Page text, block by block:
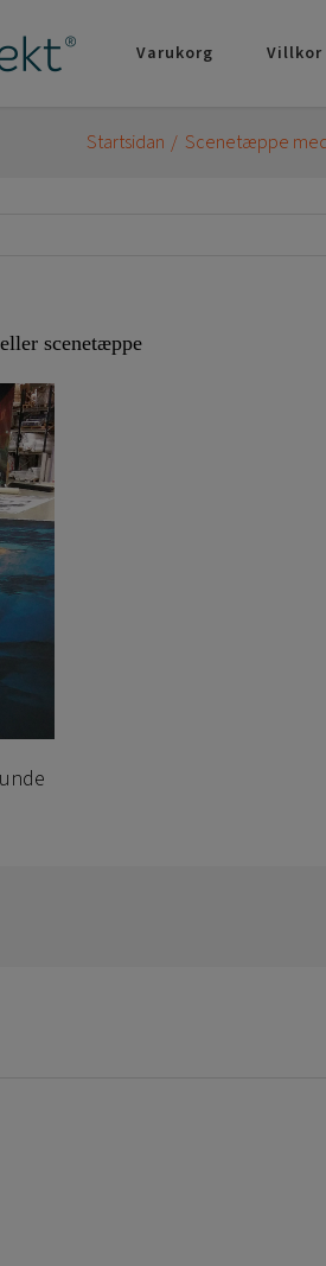
Varukorg Villkor
Startsidan Scenetæppe
scenetæppe